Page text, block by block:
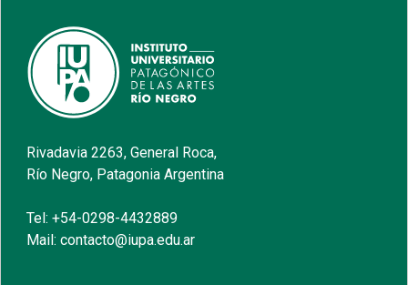
Rivadavia 2263, General Roca,
Río Negro, Patagonia Argentina
Tel: +54-0298-4432889
Mail: contacto@iupa.edu.ar